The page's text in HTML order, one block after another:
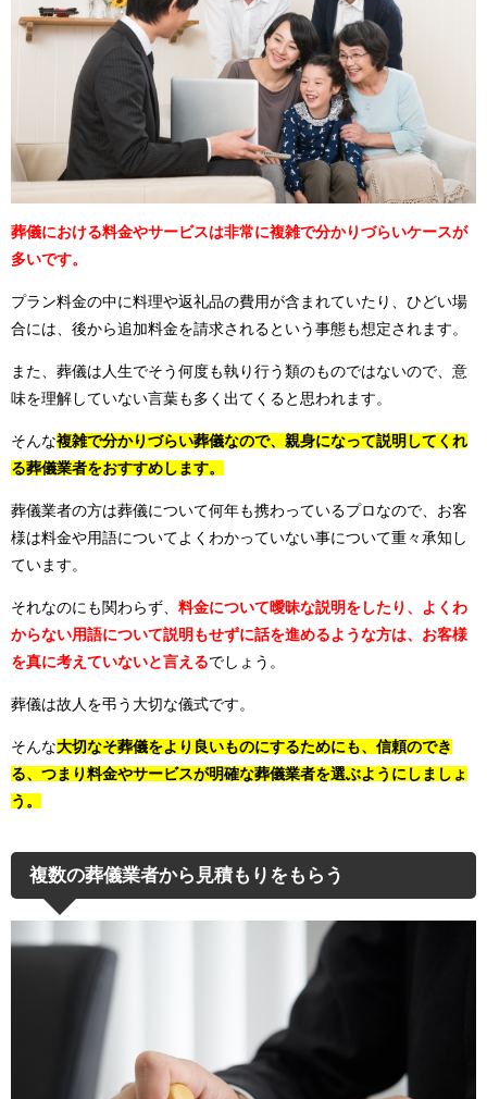
葬儀における料金やサービスは非常に複雑で分かりづらいケースが
多いです。
プラン料金の中に料理や返礼品の費用が含まれていたり、ひどい場
合には、後から追加料金を請求されるという事態も想定されます。
また、葬儀は人生でそう何度も執り行う類のものではないので、意
味を理解していない言葉も多く出てくると思われます。
そんな複雑で分かりづらい葬儀なので、親身になって説明してくれ
る葬儀業者をおすすめします。
葬儀業者の方は葬儀について何年も携わっているプロなので、お客
様は料金や用語についてよくわかっていない事について重々承知し
ています。
それなのにも関わらず、 料金について曖昧な説明をしたり、よくわ
からない用語について説明もせずに話を進めるような方は、お客様
を真に考えていないと言えるでしょう。
葬儀は故人を弔う大切な儀式です。
そんな大切なそ葬儀をより良いものにするためにも、信頼のでき
る、つまり料金やサービスが明確な葬儀業者を選ぶようにしましょ
う。
複数の葬儀業者から見積もりをもらう